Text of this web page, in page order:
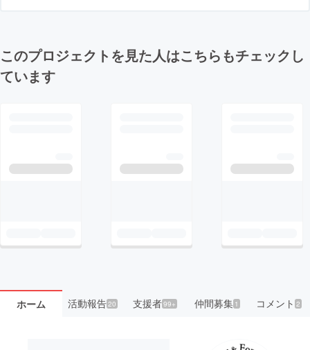
このプロジェクトを見た人はこちらもチェックし
ています
ホーム 活動報告20 支援者99+ 仲間募集 1 コメント 2